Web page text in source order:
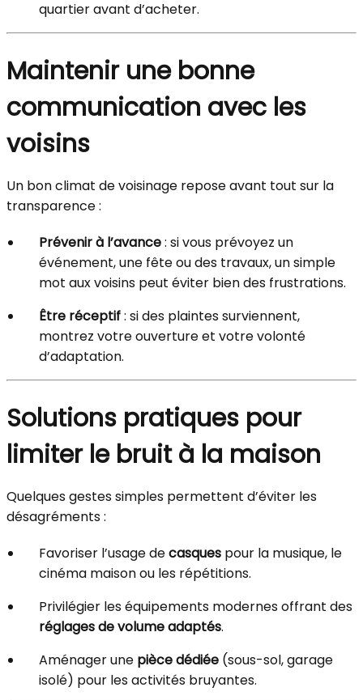
quartier avant d’acheter.
Maintenir une bonne
communication avec les
voisins
Un bon climat de voisinage repose avant tout sur la
transparence :
Prévenir à l’avance: si vous prévoyez un
événement, une fête ou des travaux, un simple
mot aux voisins peut éviter bien des frustrations.
Être réceptif: si des plaintes surviennent,
montrez votre ouverture et votre volonté
d’adaptation.
Solutions pratiques pour
limiter le bruit à la maison
Quelques gestes simples permettent d’éviter les
désagréments :
Favoriser l’usage decasques pour la musique, le
cinéma maison ou les répétitions.
Privilégier les équipements modernes offrant des
réglages de volume adaptés.
Aménager une pièce dédiée (sous-sol, garage
isolé) pour les activités bruyantes.